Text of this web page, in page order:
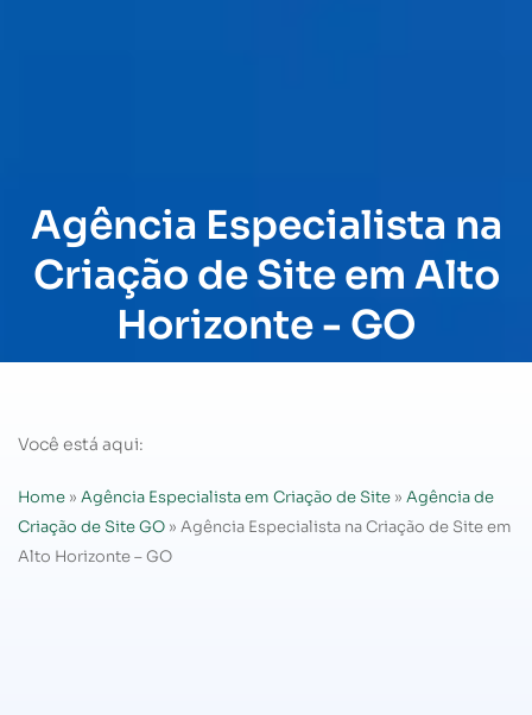
Agência Especialista na
Criação de Site em Alto
Horizonte - GO
Você está aqui:
Home » Agência Especialista em Criação de Site » Agência de
Criação de Site GO » Agência Especialista na Criação de Site em
Alto Horizonte – GO